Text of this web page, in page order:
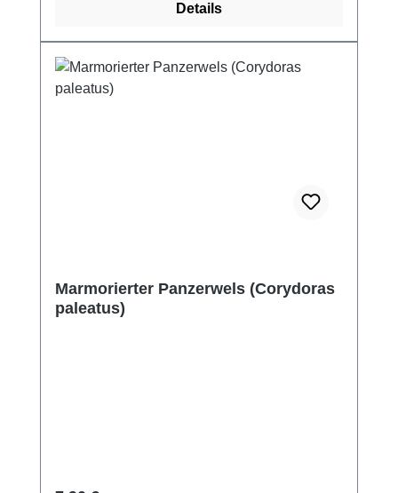
Details
Marmorierter Panzerwels (Corydoras
paleatus)